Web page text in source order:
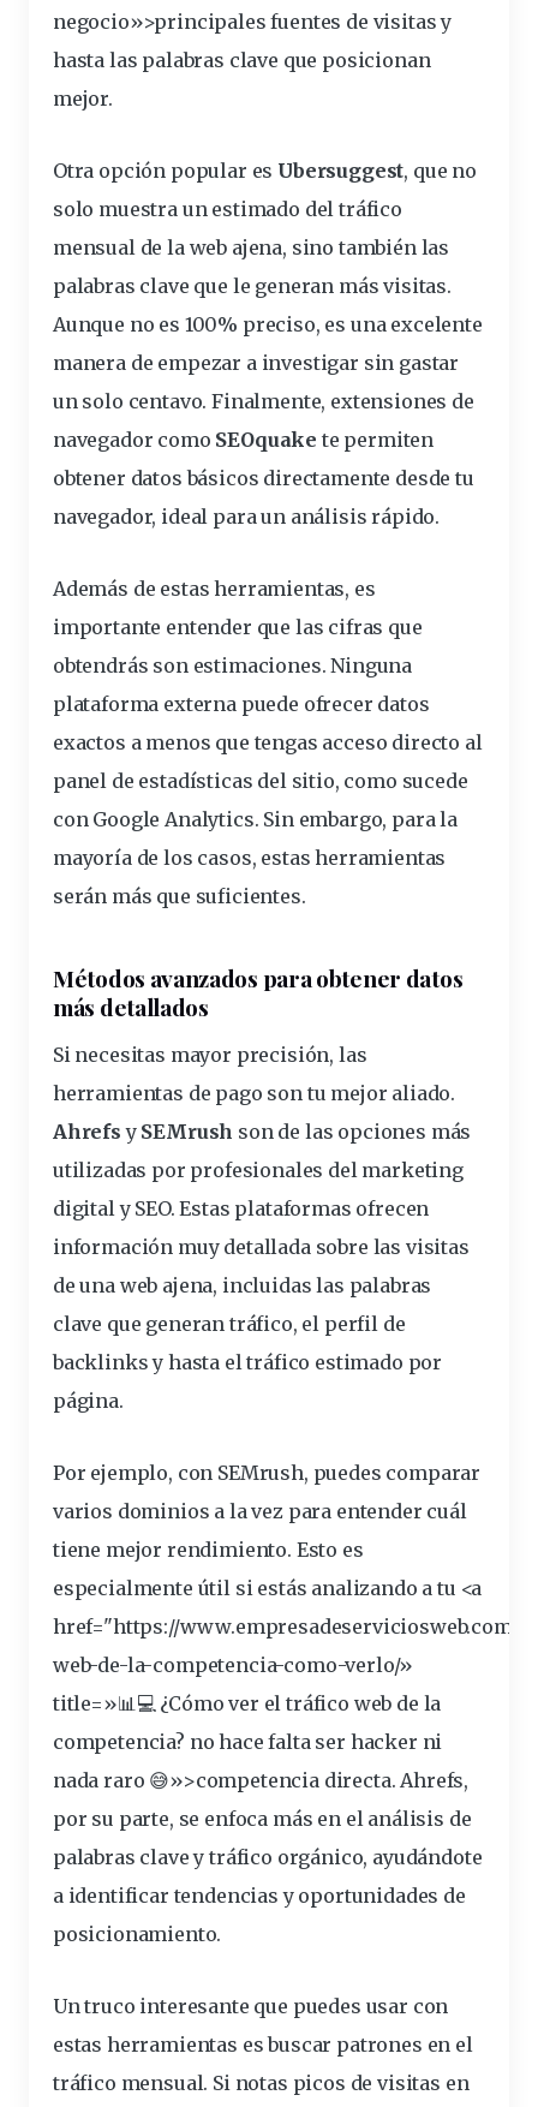
negocio»>principalesfuentes de visitas y
hasta las palabras clave que posicionan
mejor.
Otra opción popular es Ubersuggest, que no
solo muestra un estimado del tráfico
mensual de la web ajena, sino también las
palabras clave que le generan más visitas.
Aunque no es 100% preciso, es una excelente
manera de empezar a investigar sin gastar
un solo centavo. Finalmente, extensiones de
navegador como SEOquake te permiten
obtener datos básicos directamente desde tu
navegador, ideal para un análisis rápido.
Además de estas herramientas, es
importante entender que las cifras que
obtendrás son estimaciones. Ninguna
plataforma externa puede ofrecer datos
exactos a menos que tengas acceso directo al
panel de estadísticas del sitio, como sucede
con Google Analytics. Sin embargo, para la
mayoría de los casos, estas herramientas
serán más que suficientes.
Métodos avanzados para obtener datos
más detallados
Si necesitas mayor precisión, las
herramientas de pago son tu mejor aliado.
Ahrefs y SEMrush son de las opciones más
utilizadas por profesionales del marketing
digital y SEO. Estas plataformas ofrecen
información muy detallada sobre las visitas
de una web ajena, incluidas las palabras
clave que generan tráfico, el perfil de
backlinks y hasta el tráfico estimado por
página.
Por ejemplo, con SEMrush, puedes comparar
varios dominios a la vez para entender cuál
tiene mejor rendimiento. Esto es
especialmente útil si estás analizando a tu <a
href="https://www.empresadeserviciosweb.com/
web-de-la-competencia-como-verlo/»
title=»📊💻 ¿Cómo ver el tráfico web de la
competencia? no hace falta ser hacker ni
nada raro 😅»>competencia directa. Ahrefs,
por su parte, se enfoca más en el análisis de
palabras clavey tráfico orgánico, ayudándote
a identificar tendencias y oportunidades de
posicionamiento.
Un truco interesante que puedes usar con
estas herramientas es buscar patrones en el
tráfico mensual. Si notas picos de visitas en